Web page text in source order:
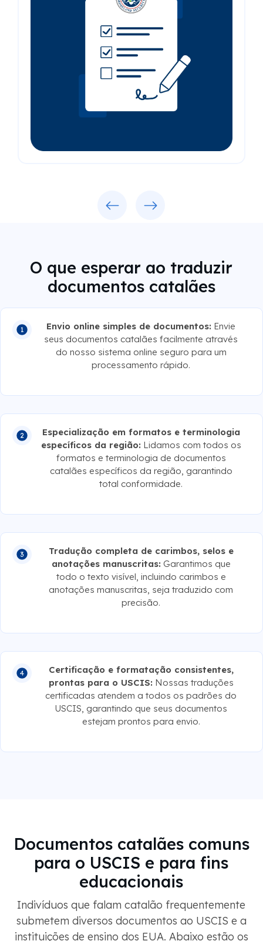
O que esperar ao traduzir
documentos catalães
Envio online simples de documentos: Envie
seus documentos catalães facilmente através
do nosso sistema online seguro para um
processamento rápido.
Especialização em formatos e terminologia
específicos da região: Lidamos com todos os
formatos e terminologia de documentos
catalães específicos da região, garantindo
total conformidade.
Tradução completa de carimbos, selos e
anotações manuscritas: Garantimos que
todo o texto visível, incluindo carimbos e
anotações manuscritas, seja traduzido com
precisão.
Certificação e formatação consistentes,
prontas para o USCIS: Nossas traduções
certificadas atendem a todos os padrões do
USCIS, garantindo que seus documentos
estejam prontos para envio.
Documentos catalães comuns
para o USCIS e para fins
educacionais
Indivíduos que falam catalão frequentemente
submetem diversos documentos ao USCIS e a
instituições de ensino dos EUA. Abaixo estão os